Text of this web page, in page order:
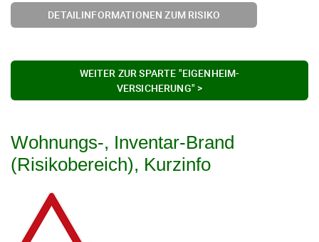
DETAILINFORMATIONEN ZUM RISIKO
WEITER ZUR SPARTE "EIGENHEIM-
VERSICHERUNG" >
Wohnungs-, Inventar-Brand
(Risikobereich), Kurzinfo